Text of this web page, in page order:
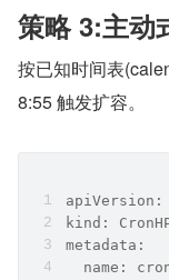
策略 3:主动
按已知时间表
8:55 触发扩容。
apiVersion:
kind:
metadata:
name: